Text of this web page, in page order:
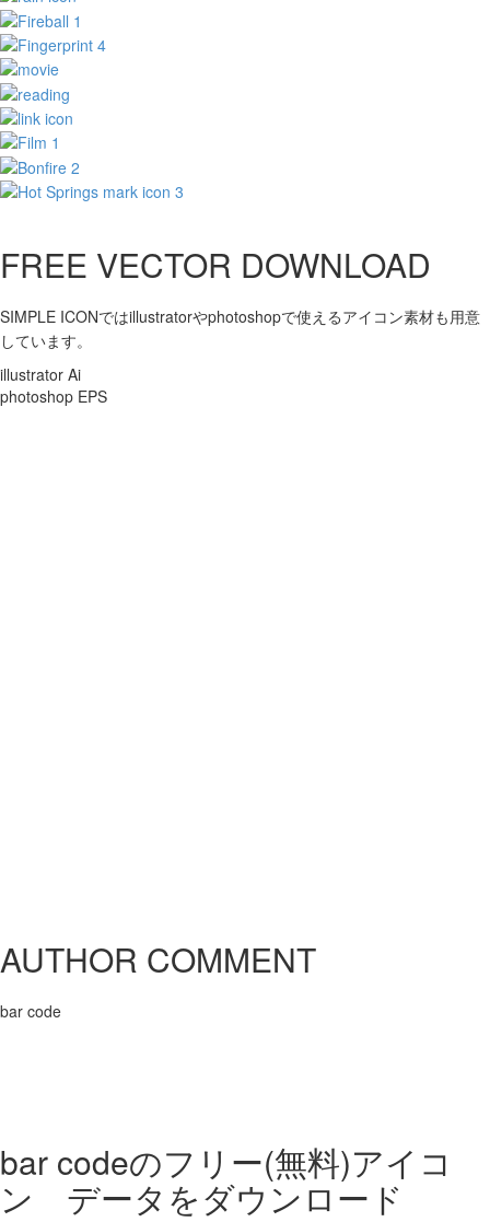
FREE VECTOR DOWNLOAD
SIMPLE ICONではillustratorやphotoshopで使えるアイコン素材も用意
しています。
illustrator Ai
photoshop EPS
AUTHOR COMMENT
bar code
bar codeのフリー(無料)アイコ
ン データをダウンロード